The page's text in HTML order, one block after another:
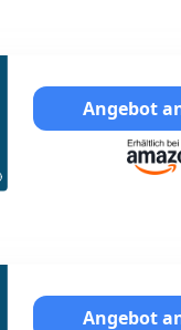
Angebot
Angebot